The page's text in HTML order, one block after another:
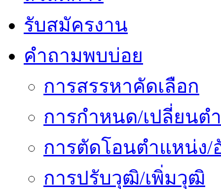
รับสมัครงาน
คำถามพบบ่อย
การสรรหาคัดเลือก
การกำหนด/เปลี่ยนต
การตัดโอนตำแหน่ง/
การปรับวุฒิ/เพิ่มวุฒิ